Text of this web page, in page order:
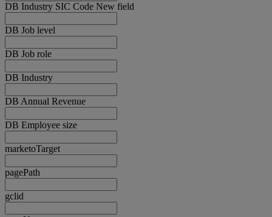
DB Industry SIC Code New field
DB Job level
DB Job role
DB Industry
DB Annual Revenue
DB Employee size
marketoTarget
pagePath
gclid